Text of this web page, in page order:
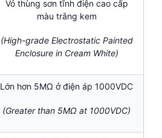
Vỏ thùng sơn tĩnh điện cao cấp
màu trắng kem
(High-grade Electrostatic Painted
Enclosure in Cream White)
Lớn hơn 5MΩ ở điện áp 1000VDC
(Greater than 5MΩ at 1000VDC)